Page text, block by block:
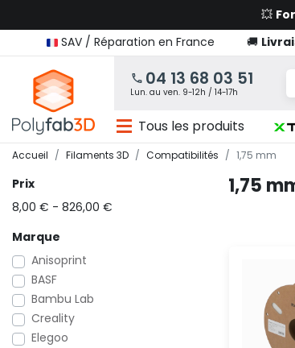
💥
SAV / Réparation en France
🚚
04 13 68 03 51
Lun. au ven. 9-12h / 14-17h
Tous les produits
Accueil Filaments 3D Compatibilités 1,75 mm
Prix
8,00 € - 826,00 €
Marque
Anisoprint
BASF
Bambu Lab
Creality
Elegoo
1,75